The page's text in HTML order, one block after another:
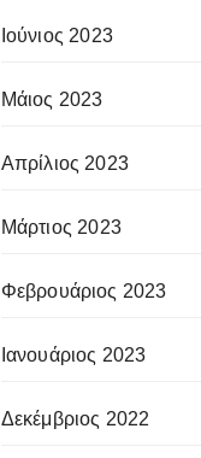
Ιούνιος 2023
Μάιος 2023
Απρίλιος 2023
Μάρτιος 2023
Φεβρουάριος 2023
Ιανουάριος 2023
Δεκέμβριος 2022